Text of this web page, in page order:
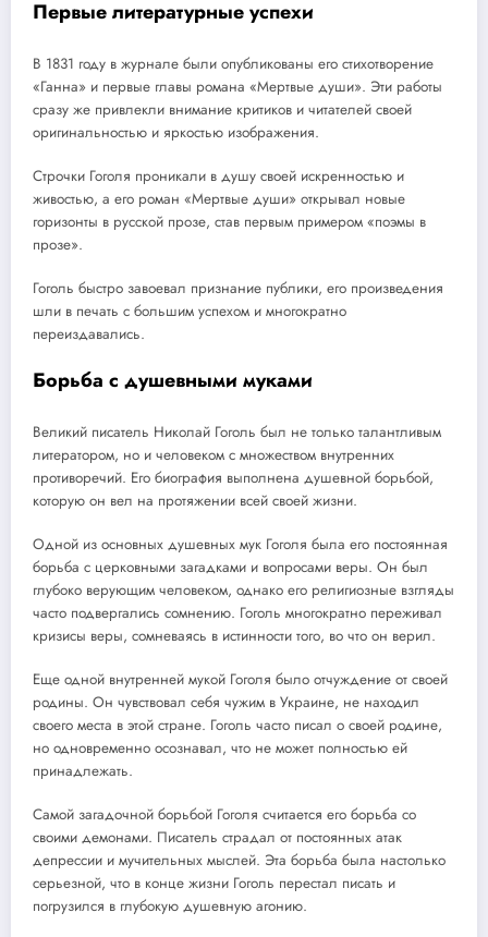
Первые литературные успехи
В 1831 году в журнале были опубликованы его стихотворение
«Ганна» и первые главы романа «Мертвые души». Эти работы
сразу же привлекли внимание критиков и читателей своей
оригинальностью и яркостью изображения.
Строчки Гоголя проникали в душу своей искренностью и
живостью, а его роман «Мертвые души» открывал новые
горизонты в русской прозе, став первым примером «поэмы в
прозе».
Гоголь быстро завоевал признание публики, его произведения
шли в печать с большим успехом и многократно
переиздавались.
Борьба с душевными муками
Великий писатель Николай Гоголь был не только талантливым
литератором, но и человеком с множеством внутренних
противоречий. Его биография выполнена душевной борьбой,
которую он вел на протяжении всей своей жизни.
Одной из основных душевных мук Гоголя была его постоянная
борьба с церковными загадками и вопросами веры. Он был
глубоко верующим человеком, однако его религиозные взгляды
часто подвергались сомнению. Гоголь многократно переживал
кризисы веры, сомневаясь в истинности того, во что он верил.
Еще одной внутренней мукой Гоголя было отчуждение от своей
родины. Он чувствовал себя чужим в Украине, не находил
своего места в этой стране. Гоголь часто писал о своей родине,
но одновременно осознавал, что не может полностью ей
принадлежать.
Самой загадочной борьбой Гоголя считается его борьба со
своими демонами. Писатель страдал от постоянных атак
депрессии и мучительных мыслей. Эта борьба была настолько
серьезной, что в конце жизни Гоголь перестал писать и
погрузился в глубокую душевную агонию.